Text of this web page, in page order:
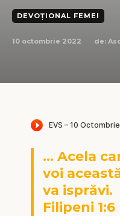
DEVOȚIONAL FEMEI
10 octombrie 2022 de:
… Acela
voi
va isprăvi.
Filipeni 1:6